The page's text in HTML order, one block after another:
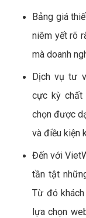
Bảng giá
niêm yết rõ
mà doanh
Dịch vụ tư
cực kỳ chất
chọn được
và điều kiện
Đến với
tần tật
Từ đó
lựa chọn